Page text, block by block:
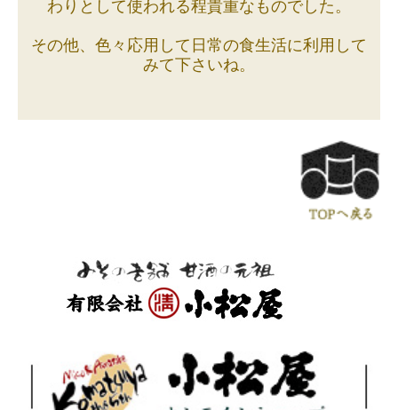
わりとして使われる程貴重なものでした。
その他、色々応用して日常の食生活に利用して
みて下さいね。